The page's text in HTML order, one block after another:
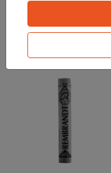
PRODUCTOS